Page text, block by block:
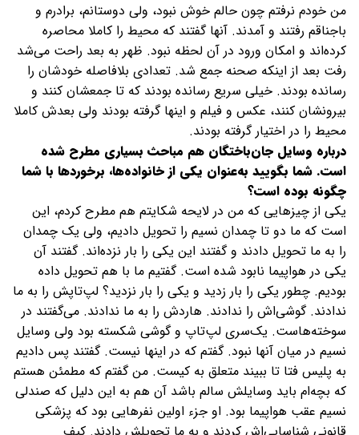
من خودم نرفتم چون حالم خوش نبود، ولی دوستانم، برادرم و
باجناقم رفتند و آمدند. آنها گفتند که محیط را کاملا محاصره
کرده‌اند و امکان ورود در آن لحظه نبود. ظهر به بعد راحت می‌شد
رفت بعد از اینکه صحنه جمع شد. تعدادی بلافاصله خودشان را
رسانده بودند. خیلی سریع رسانده بودند که تا جمعشان کنند و
بیرونشان کنند، عکس و فیلم و اینها گرفته بودند ولی بعدش کاملا
محیط را در اختیار گرفته بودند.
درباره وسایل جان‌باختگان هم مباحث بسیاری مطرح شده
است. شما بگویید به‌عنوان یکی از خانواده‌ها، برخوردها با شما
چگونه بوده است؟
یکی از چیزهایی که من در لایحه شکایتم هم مطرح کردم، این
است که ما دو تا چمدان نسیم را تحویل دادیم، ولی یک چمدان
را به ما تحویل دادند و گفتند این یکی را بار نزده‌اند. گفتند آن
یکی در هواپیما نابود شده است. گفتیم ما با هم تحویل داده
بودیم. چطور یکی را بار زدید و یکی را بار نزدید؟ لپ‌تاپش را به ما
ندادند. گوشی‌اش را ندادند. هاردش را به ما ندادند. می‌گفتند در
سوخته‌هاست. یک‌سری لپ‌تاپ و گوشی شکسته بود ولی وسایل
نسیم در میان آنها نبود. گفتم که در اینها نیست. گفتند پس دادیم
به پلیس فتا تا ببیند متعلق به کیست. من گفتم که مطمئن هستم
که بچه‌ام باید وسایلش سالم باشد آن هم به این دلیل که صندلی
نسیم عقب هواپیما بود. او جزء اولین نفرهایی بود که پزشکی